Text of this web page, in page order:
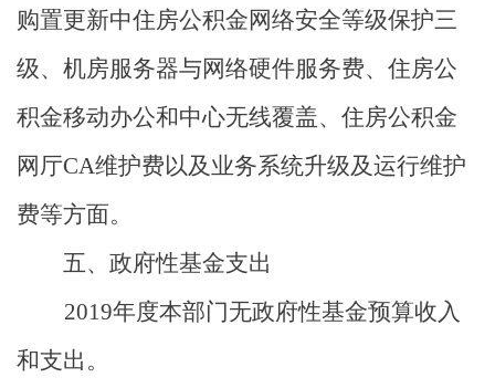
购置更新中住房公积金网络安全等级保护三
级、机房服务器与网络硬件服务费、住房公
积金移动办公和中心无线覆盖、住房公积金
网厅CA维护费以及业务系统升级及运行维护
费等方面。
五、政府性基金支出
2019年度本部门无政府性基金预算收入
和支出。